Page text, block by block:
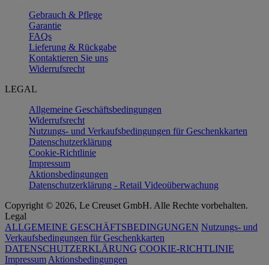
Gebrauch & Pflege
Garantie
FAQs
Lieferung & Rückgabe
Kontaktieren Sie uns
Widerrufsrecht
LEGAL
Allgemeine Geschäftsbedingungen
Widerrufsrecht
Nutzungs- und Verkaufsbedingungen für Geschenkkarten
Datenschutzerklärung
Cookie-Richtlinie
Impressum
Aktionsbedingungen
Datenschutzerklärung - Retail Videoüberwachung
Copyright © 2026, Le Creuset GmbH. Alle Rechte vorbehalten.
Legal
ALLGEMEINE GESCHÄFTSBEDINGUNGEN Nutzungs- und
Verkaufsbedingungen für Geschenkkarten
DATENSCHUTZERKLÄRUNG COOKIE-RICHTLINIE
Impressum Aktionsbedingungen